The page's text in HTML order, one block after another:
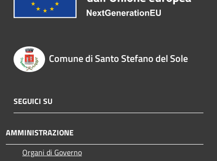
Comune di Santo Stefano del Sole
SEGUICI SU
AMMINISTRAZIONE
Organi di Governo